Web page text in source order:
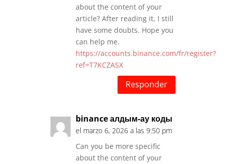
about the content of your
article? After reading it, I still
have some doubts. Hope you
can help me.
https://accounts.binance.com/fr/register?
ref=T7KCZASX
Responder
binance алдым-ау коды
el marzo 6, 2026 a las 9:50 pm
Can you be more specific
about the content of your